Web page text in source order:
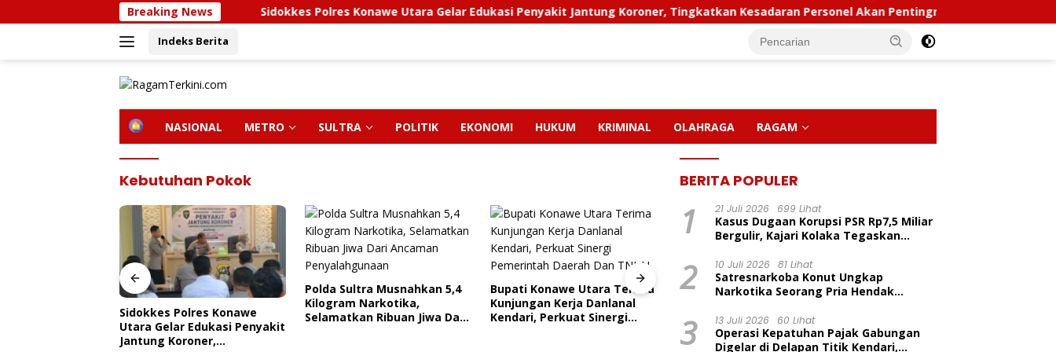
ke
Breaking NewsSidokkes Polres Konawe Utara Gelar Edukasi Penyakit Jantung Koroner, Tingkatkan Kesadaran Personel Akan Pentingnya Hidup Sehat
Indeks Berita
H
NASIONAL METRO SULTRA POLITIK EKONOMI HUKUM KRIMINAL OLAHRAGA RAGAM
Kebutuhan Pokok
Polda Sultra Musnahkan 5,4
Kilogram Narkotika,
Selamatkan Ribuan Jiwa Dari
Ancaman Penyalahgunaan
Bupati Konawe Utara Terima
Kunjungan Kerja Danlanal
Kendari, Perkuat Sinergi
FAKTA BARU KASUS CRUSHER
KONAWE UTARA: Status
Pendidikan Pelita Ceria Di
Paut Harapan Bunda Molore
Sertijab Sejumlah Pejabat
Utama Dan Kapolres Jajaran
BERITA POPULER
1 21 Juli 2026 699 Lihat
Kasus Dugaan Korupsi PSR Rp7,5 Miliar
Bergulir, Kajari Kolaka Tegaskan
2 10 Juli 2026 81 Lihat
Satresnarkoba Konut Ungkap
Narkotika Seorang Pria Hendak
Kecamatan Wawolesea
3 13 Juli 2026 60 Lihat
Operasi Kepatuhan Pajak Gabungan
Digelar di Delapan Titik Kendari,